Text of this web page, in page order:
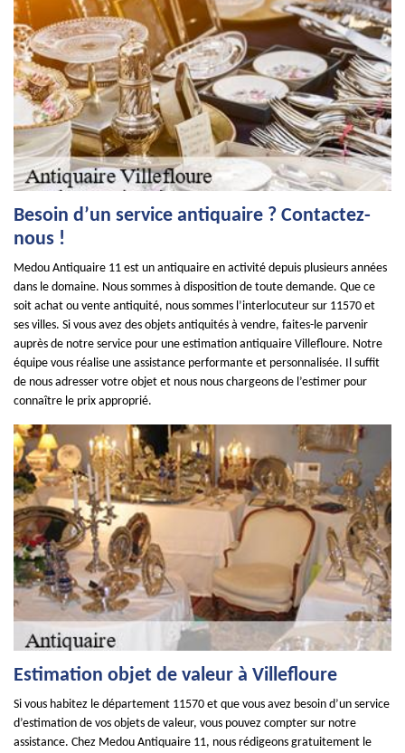
Besoin d’un service antiquaire ? Contactez-
nous !
Medou Antiquaire 11 est un antiquaire en activité depuis plusieurs années
dans le domaine. Nous sommes à disposition de toute demande. Que ce
soit achat ou vente antiquité, nous sommes l’interlocuteur sur 11570 et
ses villes. Si vous avez des objets antiquités à vendre, faites-le parvenir
auprès de notre service pour une estimation antiquaire Villefloure. Notre
équipe vous réalise une assistance performante et personnalisée. Il suffit
de nous adresser votre objet et nous nous chargeons de l’estimer pour
connaître le prix approprié.
Estimation objet de valeur à Villefloure
Si vous habitez le département 11570 et que vous avez besoin d’un service
d’estimation de vos objets de valeur, vous pouvez compter sur notre
assistance. Chez Medou Antiquaire 11, nous rédigeons gratuitement le